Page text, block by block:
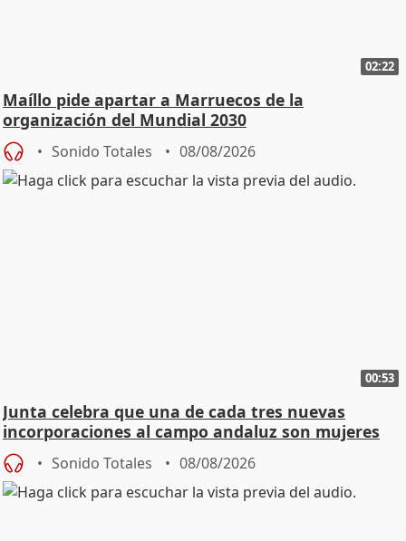
02:22
Maíllo pide apartar a Marruecos de la
organización del Mundial 2030
Sonido Totales 08/08/2026
00:53
Junta celebra que una de cada tres nuevas
incorporaciones al campo andaluz son mujeres
jóvenes
Sonido Totales 08/08/2026